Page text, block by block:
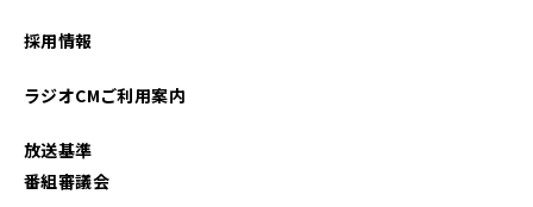
採用情報
ラジオCMご利用案内
放送基準
番組審議会